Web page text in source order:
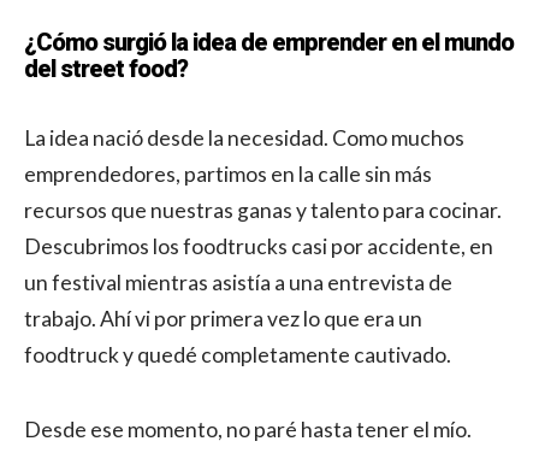
¿Cómo surgió la idea de emprender en el mundo
del street food?
La idea nació desde la necesidad. Como muchos
emprendedores, partimos en la calle sin más
recursos que nuestras ganas y talento para cocinar.
Descubrimos los foodtrucks casi por accidente, en
un festival mientras asistía a una entrevista de
trabajo. Ahí vi por primera vez lo que era un
foodtruck y quedé completamente cautivado.
Desde ese momento, no paré hasta tener el mío.